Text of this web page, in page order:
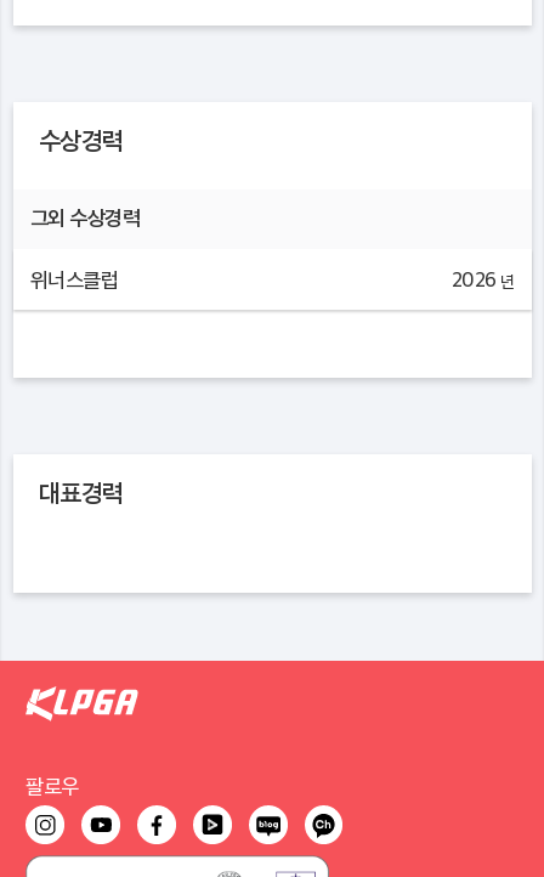
수상경력
그외 수상경력
위너스클럽 2026 년
대표경력
팔로우